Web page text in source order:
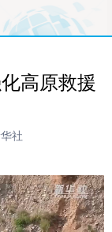
高原救援
社